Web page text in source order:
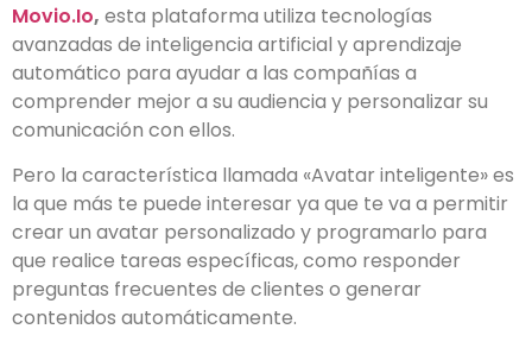
Movio.Io, esta plataforma utiliza tecnologías
avanzadas de inteligencia artificial y aprendizaje
automático para ayudar a las compañías a
comprender mejor a su audiencia y personalizar su
comunicación con ellos.
Pero la característica llamada «Avatar inteligente» es
la que más te puede interesar ya que te va a permitir
crear un avatar personalizado y programarlo para
que realice tareas específicas, como responder
preguntas frecuentes de clientes o generar
contenidos automáticamente.